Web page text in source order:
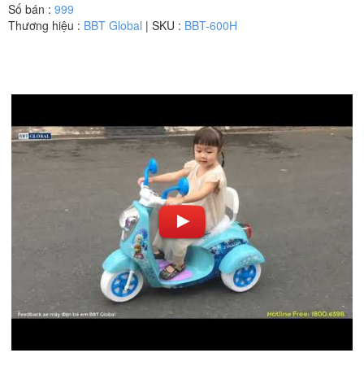
Số bán : 999
Thương hiệu : BBT Global | SKU : BBT-600H